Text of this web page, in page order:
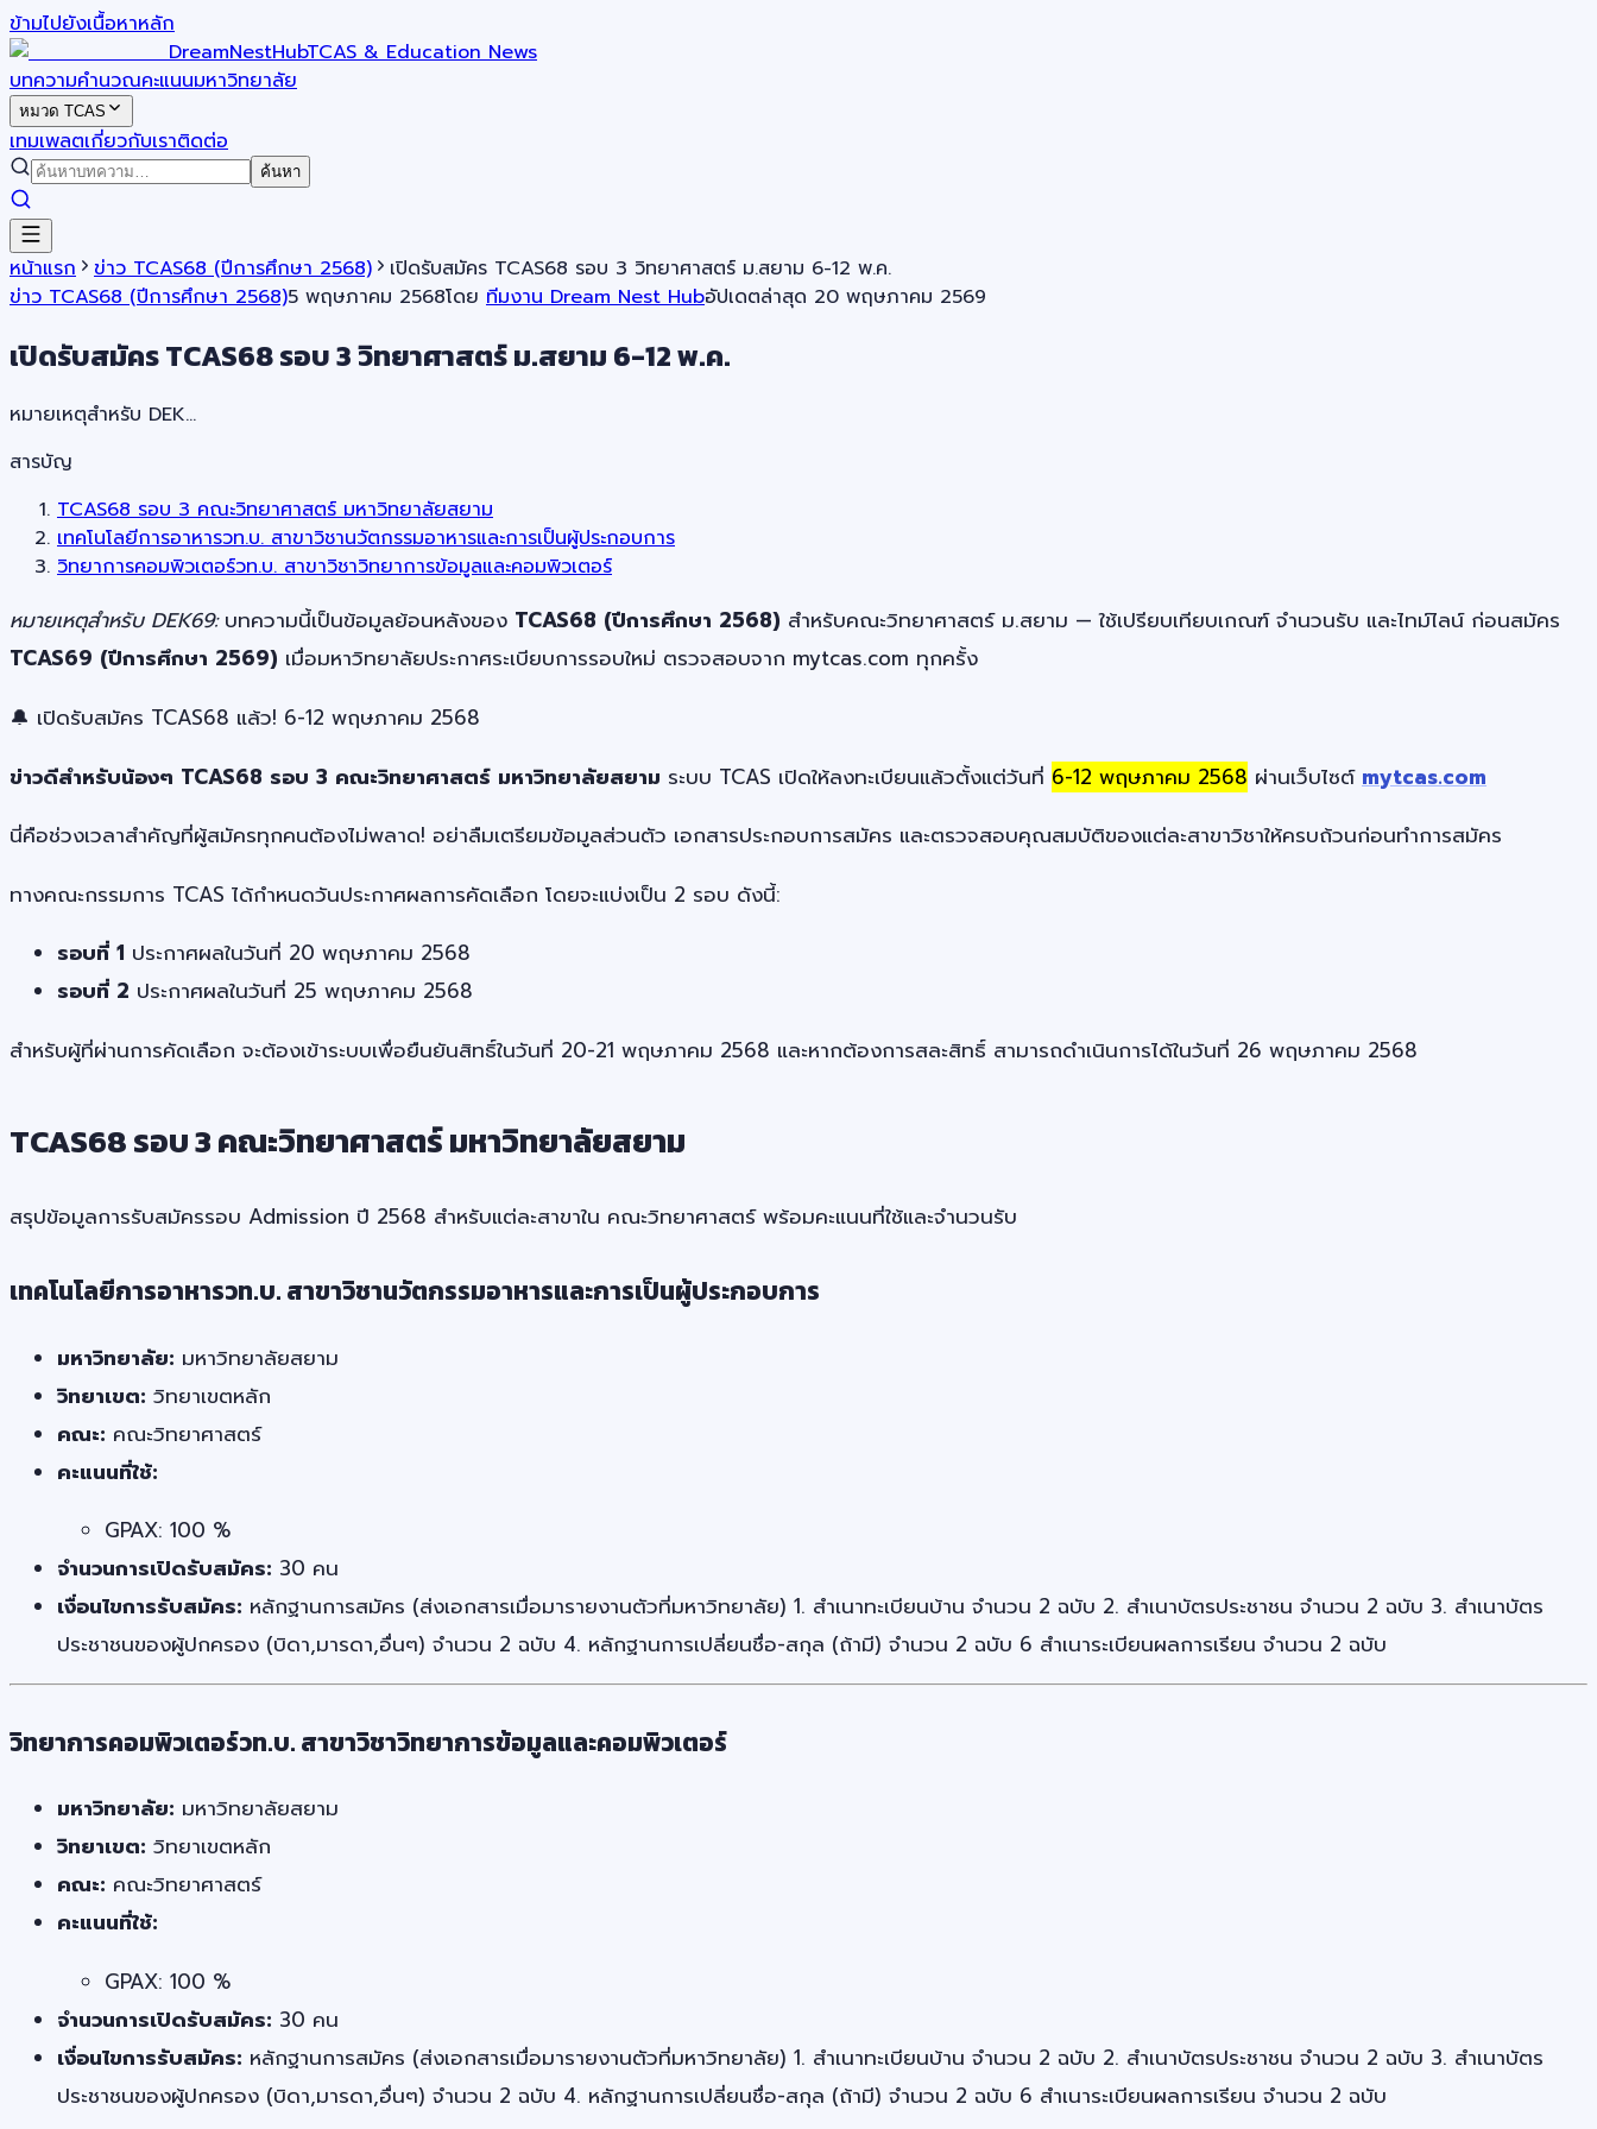
ข้ามไปยังเนื้อหาหลัก
DreamNestHubTCAS & Education News
บทความคำนวณคะแนนมหาวิทยาลัย
หมวด TCAS
เทมเพลตเกี่ยวกับเราติดต่อ
ค้นหา
หน้าแรก ข่าว TCAS68 (ปีการศึกษา 2568)
เปิดรับสมัคร TCAS68 รอบ 3 วิทยาศาสตร์ ม.สยาม 6-12 พ.ค.
ข่าว TCAS68 (ปีการศึกษา 2568)5 พฤษภาคม 2568โดย ทีมงาน Dream Nest Hubอัปเดตล่าสุด 20 พฤษภาคม 2569
เปิดรับสมัคร TCAS68 รอบ 3 วิทยาศาสตร์ ม.สยาม 6-12 พ.ค.
หมายเหตุสำหรับ DEK…
สารบัญ
TCAS68 รอบ 3 คณะวิทยาศาสตร์ มหาวิทยาลัยสยาม
เทคโนโลยีการอาหารวท.บ. สาขาวิชานวัตกรรมอาหารและการเป็นผู้ประกอบการ
วิทยาการคอมพิวเตอร์วท.บ. สาขาวิชาวิทยาการข้อมูลและคอมพิวเตอร์
หมายเหตุสำหรับ DEK69:บทความนี้เป็นข้อมูลย้อนหลังของ TCAS68 (ปีการศึกษา 2568) สำหรับคณะวิทยาศาสตร์ ม.สยาม — ใช้เปรียบเทียบเกณฑ์ จำนวนรับ และไทม์ไลน์ ก่อนสมัคร
TCAS69 (ปีการศึกษา 2569) เมื่อมหาวิทยาลัยประกาศระเบียบการรอบใหม่ ตรวจสอบจาก mytcas.com ทุกครั้ง
🔔 เปิดรับสมัคร TCAS68 แล้ว! 6-12 พฤษภาคม 2568
ข่าวดีสำหรับน้องๆ TCAS68 รอบ 3 คณะวิทยาศาสตร์ มหาวิทยาลัยสยาม ระบบ TCAS เปิดให้ลงทะเบียนแล้วตั้งแต่วันที่ 6-12 พฤษภาคม 2568 ผ่านเว็บไซต์ mytcas.com
นี่คือช่วงเวลาสำคัญที่ผู้สมัครทุกคนต้องไม่พลาด! อย่าลืมเตรียมข้อมูลส่วนตัว เอกสารประกอบการสมัคร และตรวจสอบคุณสมบัติของแต่ละสาขาวิชาให้ครบถ้วนก่อนทำการสมัคร
ทางคณะกรรมการ TCAS ได้กำหนดวันประกาศผลการคัดเลือก โดยจะแบ่งเป็น 2 รอบ ดังนี้:
รอบที่ 1 ประกาศผลในวันที่ 20 พฤษภาคม 2568
รอบที่ 2 ประกาศผลในวันที่ 25 พฤษภาคม 2568
สำหรับผู้ที่ผ่านการคัดเลือก จะต้องเข้าระบบเพื่อยืนยันสิทธิ์ในวันที่ 20-21 พฤษภาคม 2568 และหากต้องการสละสิทธิ์ สามารถดำเนินการได้ในวันที่ 26 พฤษภาคม 2568
TCAS68 รอบ 3 คณะวิทยาศาสตร์ มหาวิทยาลัยสยาม
สรุปข้อมูลการรับสมัครรอบ Admission ปี 2568 สำหรับแต่ละสาขาใน คณะวิทยาศาสตร์ พร้อมคะแนนที่ใช้และจำนวนรับ
เทคโนโลยีการอาหารวท.บ. สาขาวิชานวัตกรรมอาหารและการเป็นผู้ประกอบการ
มหาวิทยาลัย: มหาวิทยาลัยสยาม
วิทยาเขต: วิทยาเขตหลัก
คณะ: คณะวิทยาศาสตร์
คะแนนที่ใช้:
GPAX: 100 %
จำนวนการเปิดรับสมัคร: 30 คน
เงื่อนไขการรับสมัคร: หลักฐานการสมัคร (ส่งเอกสารเมื่อมารายงานตัวที่มหาวิทยาลัย) 1. สำเนาทะเบียนบ้าน จำนวน 2 ฉบับ 2. สำเนาบัตรประชาชน จำนวน 2 ฉบับ 3. สำเนาบัตร
ประชาชนของผู้ปกครอง (บิดา,มารดา,อื่นๆ) จำนวน 2 ฉบับ 4. หลักฐานการเปลี่ยนชื่อ-สกุล (ถ้ามี) จำนวน 2 ฉบับ 6 สำเนาระเบียนผลการเรียน จำนวน 2 ฉบับ
วิทยาการคอมพิวเตอร์วท.บ. สาขาวิชาวิทยาการข้อมูลและคอมพิวเตอร์
มหาวิทยาลัย: มหาวิทยาลัยสยาม
วิทยาเขต: วิทยาเขตหลัก
คณะ: คณะวิทยาศาสตร์
คะแนนที่ใช้:
GPAX: 100 %
จำนวนการเปิดรับสมัคร: 30 คน
เงื่อนไขการรับสมัคร: หลักฐานการสมัคร (ส่งเอกสารเมื่อมารายงานตัวที่มหาวิทยาลัย) 1. สำเนาทะเบียนบ้าน จำนวน 2 ฉบับ 2. สำเนาบัตรประชาชน จำนวน 2 ฉบับ 3. สำเนาบัตร
ประชาชนของผู้ปกครอง (บิดา,มารดา,อื่นๆ) จำนวน 2 ฉบับ 4. หลักฐานการเปลี่ยนชื่อ-สกุล (ถ้ามี) จำนวน 2 ฉบับ 6 สำเนาระเบียนผลการเรียน จำนวน 2 ฉบับ